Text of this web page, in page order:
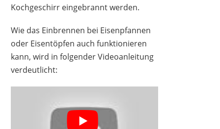
Kochgeschirr eingebrannt werden.
Wie das Einbrennen bei Eisenpfannen
oder Eisentöpfen auch funktionieren
kann, wird in folgender Videoanleitung
verdeutlicht: